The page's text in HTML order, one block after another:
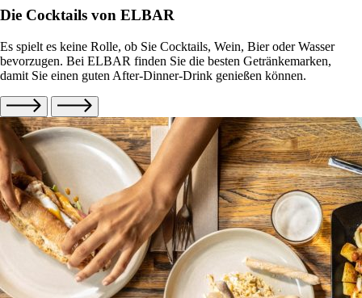
Die Cocktails von ELBAR
Es spielt es keine Rolle, ob Sie Cocktails, Wein, Bier oder Wasser
bevorzugen. Bei ELBAR finden Sie die besten Getränkemarken,
damit Sie einen guten After-Dinner-Drink genießen können.